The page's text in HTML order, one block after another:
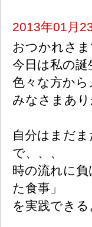
2013年01月
おつかれさ
今日は私の
色々な方か
みなさまあり
自分はまだ
で、、、
時の流れに
た食事」
を実践でき